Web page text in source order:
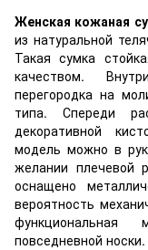
Женская кожаная
из натуральной
Такая сумка
качеством.
перегородка на
типа. Спереди
декоративной
модель можно в
желании плечевой
оснащено
вероятность
повседневной носки.